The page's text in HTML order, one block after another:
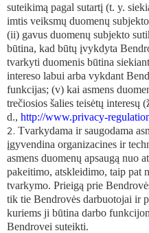
suteikimą pagal sutartį (t. y.
imtis veiksmų duomenų
(ii) gavus duomenų subjekto
būtina, kad būtų įvykdyta
tvarkyti duomenis būtina
intereso labui arba vykdant
funkcijas; (v) kai asmens
trečiosios šalies teisėtų interesų
d., http://www.privacy-
Tvarkydama ir saugodama
įgyvendina organizacines ir
asmens duomenų apsaugą nuo
pakeitimo, atskleidimo, taip pat
tvarkymo. Prieigą prie
tik tie Bendrovės darbuotojai ir
kuriems ji būtina darbo
Bendrovei suteikti.